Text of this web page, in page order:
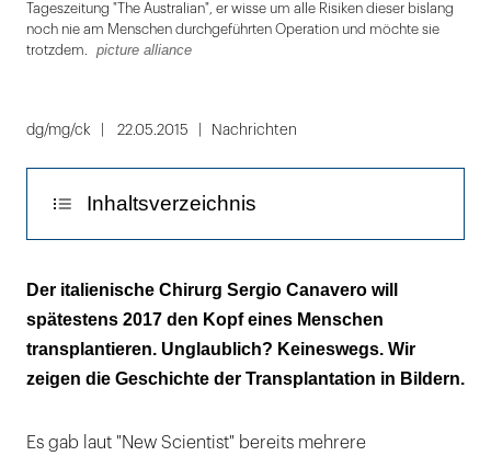
Tageszeitung "The Australian", er wisse um alle Risiken dieser bislang
noch nie am Menschen durchgeführten Operation und möchte sie
trotzdem.
picture alliance
1
dg/mg/ck 22.05.2015 Nachrichten
Inhaltsverzeichnis
30-Jähriger soll neuen Körper erhalten
Der italienische Chirurg Sergio Canavero will
spätestens 2017 den Kopf eines Menschen
transplantieren. Unglaublich? Keineswegs. Wir
zeigen die Geschichte der Transplantation in Bildern.
Es gab laut "New Scientist" bereits mehrere